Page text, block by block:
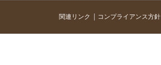
関連リンク コンプライアンス方針